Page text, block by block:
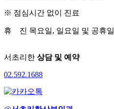
※ 점심시간 없이 진료
휴 진 목요일, 일요일 및 공휴일
서초리한 상담 및 예약
02.592.1688